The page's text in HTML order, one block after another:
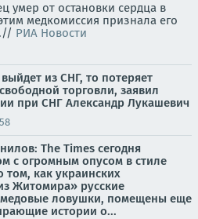
умер от остановки сердца в
медкомиссия признала его
РИА Новости
из СНГ, то потеряет
торговли, заявил
при СНГ Александр Лукашевич
The Times сегодня
с огромным опусом в стиле
том, как украинских
Житомира» русские
ловушки, помещены еще
истории о...